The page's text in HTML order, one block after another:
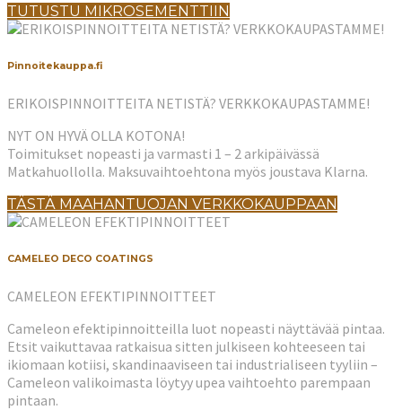
TUTUSTU MIKROSEMENTTIIN
Pinnoitekauppa.fi
ERIKOISPINNOITTEITA NETISTÄ? VERKKOKAUPASTAMME!
NYT ON HYVÄ OLLA KOTONA!
Toimitukset nopeasti ja varmasti 1 – 2 arkipäivässä
Matkahuollolla. Maksuvaihtoehtona myös joustava Klarna.
TÄSTÄ MAAHANTUOJAN VERKKOKAUPPAAN
CAMELEO DECO COATINGS
CAMELEON EFEKTIPINNOITTEET
Cameleon efektipinnoitteilla luot nopeasti näyttävää pintaa.
Etsit vaikuttavaa ratkaisua sitten julkiseen kohteeseen tai
ikiomaan kotiisi, skandinaaviseen tai industrialiseen tyyliin –
Cameleon valikoimasta löytyy upea vaihtoehto parempaan
pintaan.